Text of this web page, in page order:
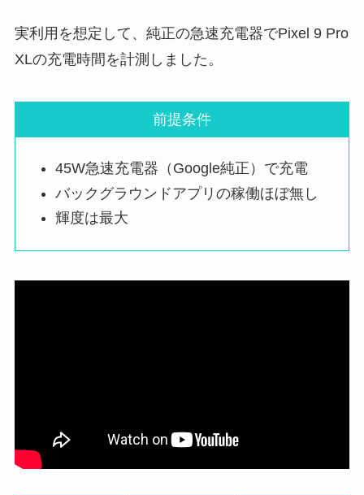
実利⽤を想定して、純正の急速充電器でPixel 9 Pro
XLの充電時間を計測しました。
前提条件
45W急速充電器（Google純正）で充電
バックグラウンドアプリの稼働ほぼ無し
輝度は最大